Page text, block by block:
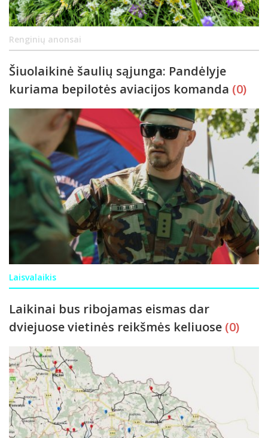
Renginių anonsai
Šiuolaikinė šaulių sąjunga: Pandėlyje
kuriama bepilotės aviacijos komanda (0)
Laisvalaikis
Laikinai bus ribojamas eismas dar
dviejuose vietinės reikšmės keliuose (0)